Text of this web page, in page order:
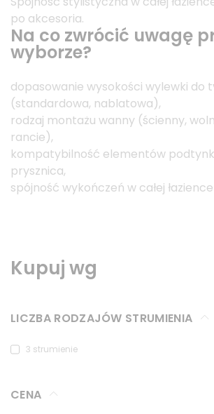
po akcesoria.
Na co zwrócić uwagę
wyborze?
dopasowanie wysokości wylewki do
(standardowa, nablatowa),
rodzaj montażu wanny (ścienny,
rancie),
kompatybilność elementów
prysznica,
spójność wykończeń w całej łazience
Kupuj wg
LICZBA RODZAJÓW STRUMIENIA
3 strumienie
CENA